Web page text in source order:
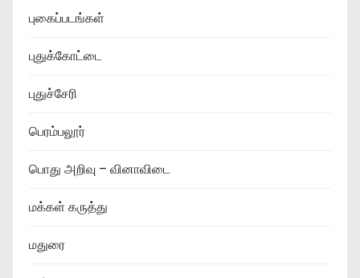
புகைப்படங்கள்
புதுக்கோட்டை
புதுச்சேரி
பெரம்பலூர்
பொது அறிவு – வினாவிடை
மக்கள் கருத்து
மதுரை